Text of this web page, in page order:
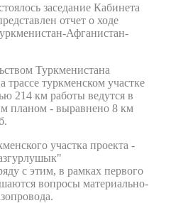
заседание Кабинета
отчет о ходе
Афганистан-
Туркменистана
трассе туркменском участке
214 км работы ведутся в
планом - выравнено 8 км
участка проекта -
с этим, в рамках первого
вопросы материально-